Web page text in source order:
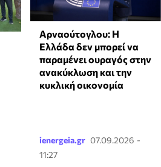
Αρναούτογλου: Η
Ελλάδα δεν μπορεί να
παραμένει ουραγός στην
ανακύκλωση και την
κυκλική οικονομία
ienergeia.gr 07.09.2026 -
11:27